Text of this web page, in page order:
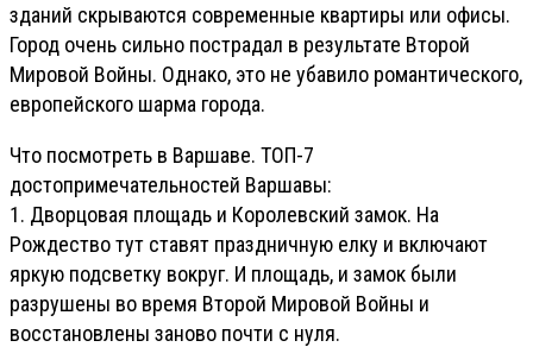
зданий скрываются современные квартиры или офисы.
Город очень сильно пострадал в результате Второй
Мировой Войны. Однако, это не убавило романтического,
европейского шарма города.
Что посмотреть в Варшаве. ТОП-7
достопримечательностей Варшавы:
1. Дворцовая площадь и Королевский замок. На
Рождество тут ставят праздничную елку и включают
яркую подсветку вокруг. И площадь, и замок были
разрушены во время Второй Мировой Войны и
восстановлены заново почти с нуля.